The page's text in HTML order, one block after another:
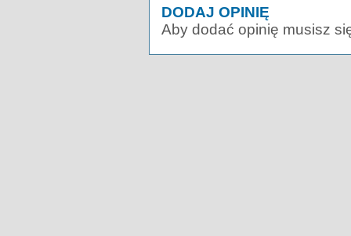
DODAJ OPINIĘ
Aby dodać opinię musisz